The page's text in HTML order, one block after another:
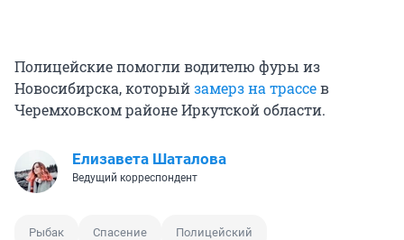
Полицейские помогли водителю фуры из
Новосибирска, которыйзамерз на трассев
Черемховском районе Иркутской области.
Елизавета Шаталова
Ведущий корреспондент
Рыбак Спасение Полицейский